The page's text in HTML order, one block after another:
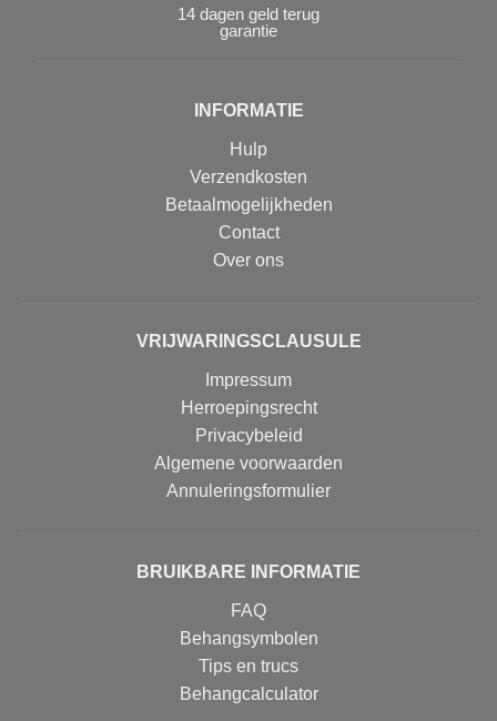
14 dagen geld terug
garantie
INFORMATIE
Hulp
Verzendkosten
Betaalmogelijkheden
Contact
Over ons
VRIJWARINGSCLAUSULE
Impressum
Herroepingsrecht
Privacybeleid
Algemene voorwaarden
Annuleringsformulier
BRUIKBARE INFORMATIE
FAQ
Behangsymbolen
Tips en trucs
Behangcalculator